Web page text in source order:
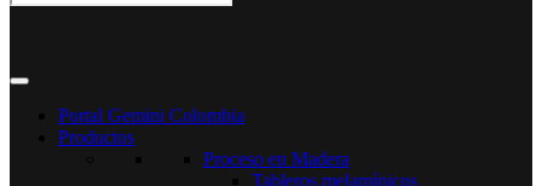
Portal Gemini Colombia
Productos
Proceso en Madera
Tableros melamínicos